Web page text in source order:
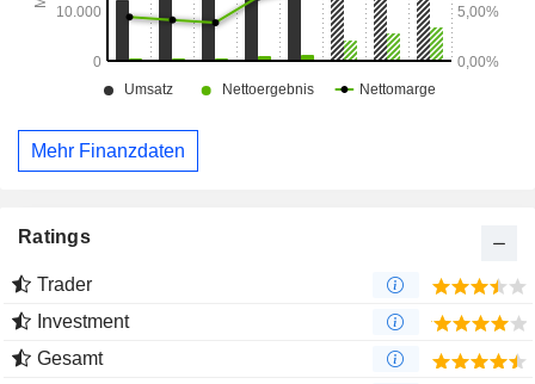
Mehr Finanzdaten
Ratings
Trader
Investment
Gesamt